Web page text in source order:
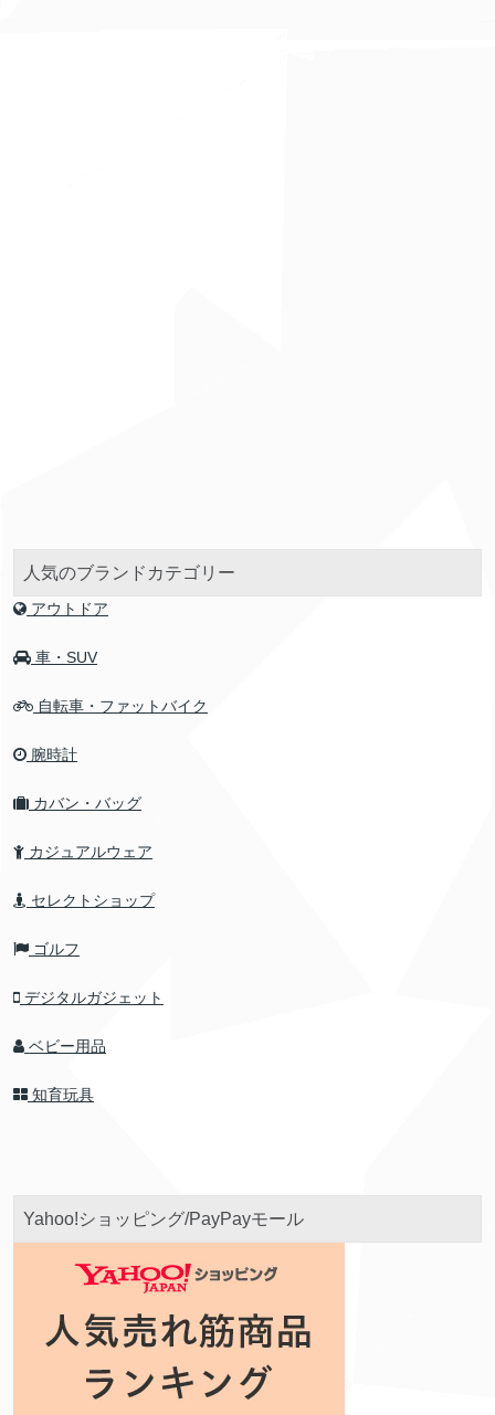
人気のブランドカテゴリー
アウトドア
車・SUV
自転車・ファットバイク
腕時計
カバン・バッグ
カジュアルウェア
セレクトショップ
ゴルフ
デジタルガジェット
ベビー用品
知育玩具
Yahoo!ショッピング/PayPayモール